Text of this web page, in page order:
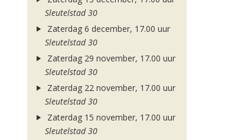
Sleutelstad 30
Zaterdag 6 december, 17.00 uur
Sleutelstad 30
Zaterdag 29 november, 17.00 uur
Sleutelstad 30
Zaterdag 22 november, 17.00 uur
Sleutelstad 30
Zaterdag 15 november, 17.00 uur
Sleutelstad 30